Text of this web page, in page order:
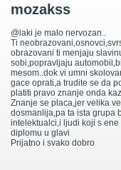
mozakss
@laki je malo nervozan..
Ti
obrazovani ti menjaju
sobi,popravljaju
mesom..dok vi umni
gace oprati,a trudite se da
platiti pravo znanje onda
Znanje se placa,jer velika
dosmanlija,pa ta ista grupa
intelektualci,i ljudi koji s
diplomu u glavi
Prijatno i svako dobro